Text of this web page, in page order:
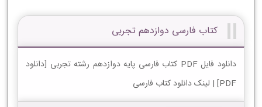
کتاب فارسی دوازدهم تجربی
دانلود فایل PDF کتاب فارسی پایه دوازدهم رشته تجربی [دانلود
PDF] | لینک دانلود کتاب فارسی